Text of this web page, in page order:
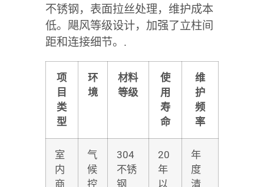
不锈钢，表面拉丝处理，维护成本
低。飓风等级设计，加强了立柱间
距和连接细节。.
项
目
类
型
环
境
材料
等级
使
用
寿
命
维
护
频
率
室
内
商
气
候
控
304
不锈
钢
20
年
以
年
度
清